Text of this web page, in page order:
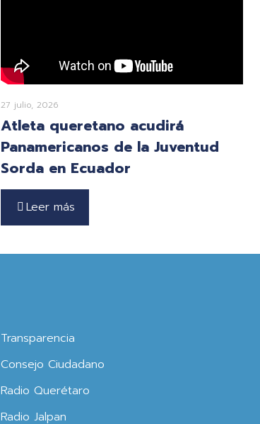
27 julio, 2026
Atleta queretano acudirá
Panamericanos de la Juventud
Sorda en Ecuador
Leer más
Transparencia
Consejo Ciudadano
Radio Querétaro
Radio Jalpan